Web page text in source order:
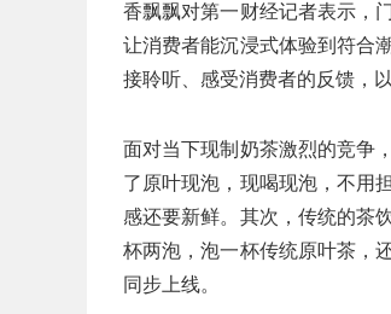
香飘飘对第一财经记者表示，
让消费者能沉浸式体验到符合
接聆听、感受消费者的反馈，
面对当下现制奶茶激烈的竞争
了原叶现泡，现喝现泡，不用
感还要新鲜。其次，传统的茶
杯两泡，泡一杯传统原叶茶，
同步上线。